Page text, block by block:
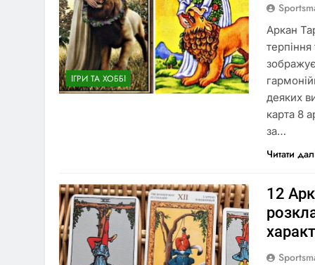
ІГРИ ТА ХОББІ
Аркан
деяких
карта 8
за…
Читати
12